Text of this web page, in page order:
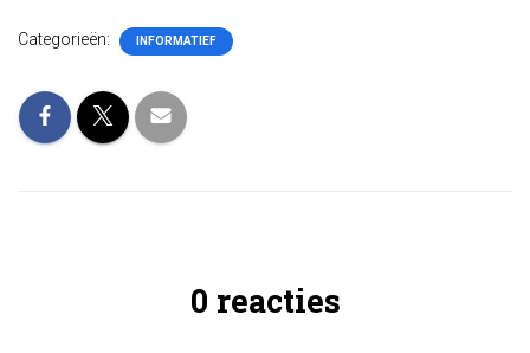
Categorieën: INFORMATIEF
0 reacties